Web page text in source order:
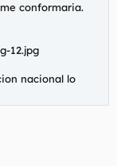
aclaro con el
fuese
mal.
conformaria.
nacional lo